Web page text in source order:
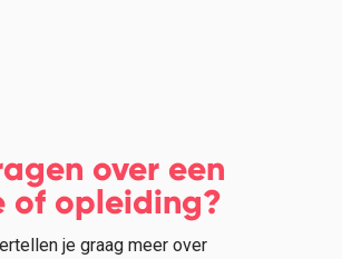
over een
of opleiding?
je graag meer over